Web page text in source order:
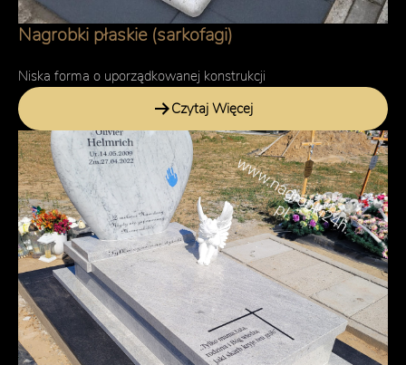
Nagrobki płaskie (sarkofagi)
Niska forma o uporządkowanej konstrukcji
Czytaj Więcej